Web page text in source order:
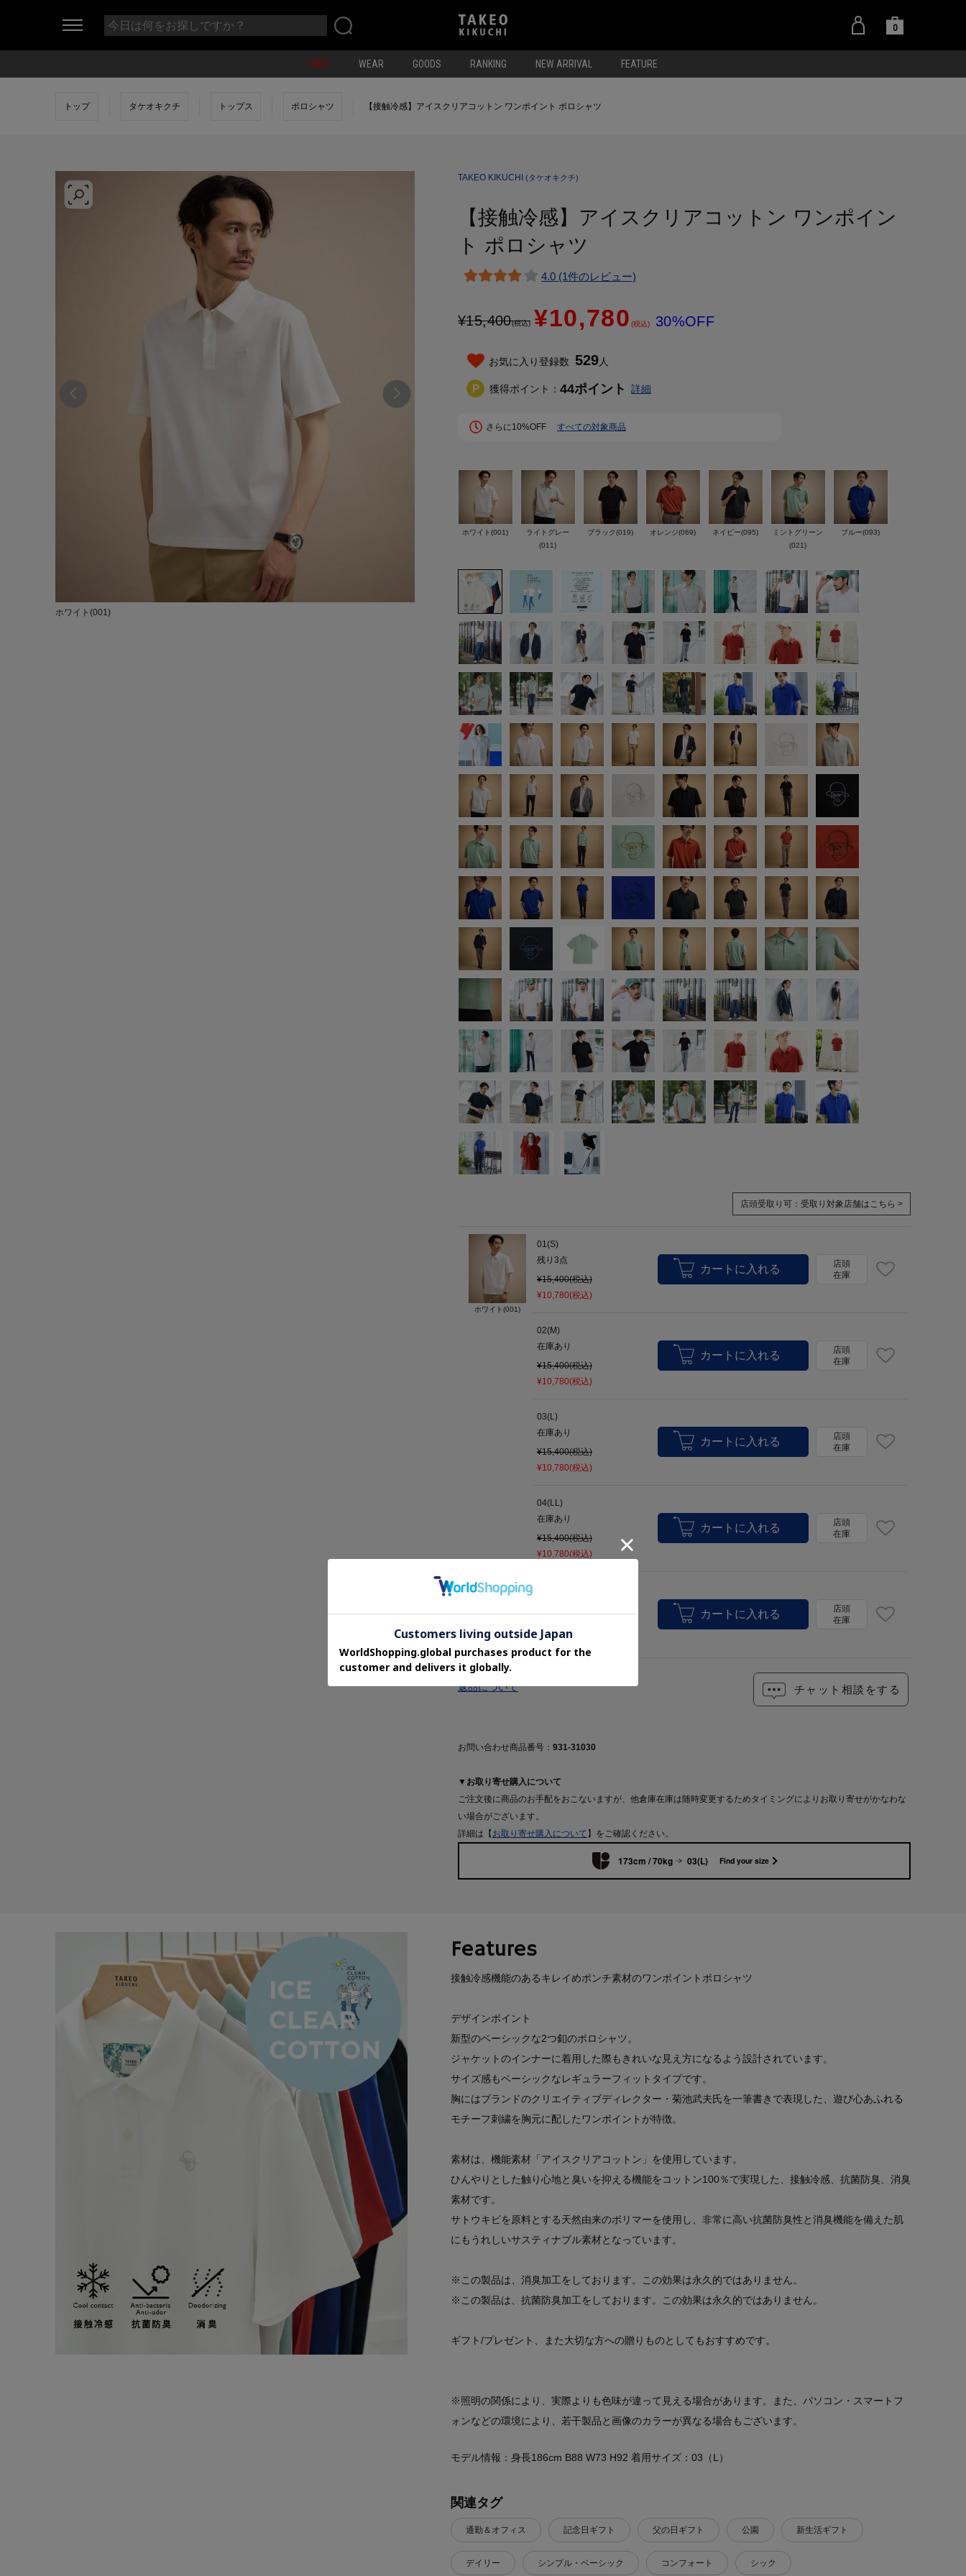
0
SALE WEAR GOODS RANKING NEW ARRIVAL FEATURE
トップ タケオキクチ トップス ポロシャツ 【接触冷感】アイスクリアコットン ワンポイント ポロシャツ
ホワイト(001)
TAKEO KIKUCHI (タケオキクチ)
【接触冷感】アイスクリアコットン ワンポイン
ト ポロシャツ
4.0 (1件のレビュー)
¥15,400(税込) ¥10,780 (税込) 30%OFF
お気に入り登録数 529人
獲得ポイント： 44ポイント 詳細
さらに10%OFF すべての対象商品
ホワイト(001)
ライトグレー
(011)
ブラック(019) オレンジ(069) ネイビー(095)
ミントグリーン
(021)
ブルー(093)
店頭受取り可： 受取り対象店舗はこちら >
ホワイト(001)
01(S)
残り 3点
¥15,400(税込)
¥10,780(税込)
店頭
在庫
02(M)
在庫あり
¥15,400(税込)
¥10,780(税込)
店頭
在庫
03(L)
在庫あり
¥15,400(税込)
¥10,780(税込)
店頭
在庫
04(LL)
在庫あり
¥15,400(税込)
¥10,780(税込)
店頭
在庫
¥10,780(税込)
店頭
在庫
チャット相談をする
返品について
お問い合わせ商品番号： 931-31030
▼お取り寄せ購入について
ご注文後に商品のお手配をおこないますが、他倉庫在庫は随時変更するためタイミングによりお取り寄せがかなわな
い場合がございます。
詳細は【 お取り寄せ購入について 】をご確認ください。
173cm / 70kg 03(L) Find your size
Features
接触冷感機能のあるキレイめポンチ素材のワンポイントポロシャツ
デザインポイント
新型のベーシックな2つ釦のポロシャツ。
ジャケットのインナーに着用した際もきれいな見え方になるよう設計されています。
サイズ感もベーシックなレギュラーフィットタイプです。
胸にはブランドのクリエイティブディレクター・菊池武夫氏を一筆書きで表現した、遊び心あふれる
モチーフ刺繍を胸元に配したワンポイントが特徴。
素材は、機能素材「アイスクリアコットン」を使用しています。
ひんやりとした触り心地と臭いを抑える機能をコットン100％で実現した、接触冷感、抗菌防臭、消臭
素材です。
サトウキビを原料とする天然由来のポリマーを使用し、非常に高い抗菌防臭性と消臭機能を備えた肌
にもうれしいサスティナブル素材となっています。
※この製品は、消臭加工をしております。この効果は永久的ではありません。
※この製品は、抗菌防臭加工をしております。この効果は永久的ではありません。
ギフト/プレゼント、また大切な方への贈りものとしてもおすすめです。
※照明の関係により、実際よりも色味が違って見える場合があります。また、パソコン・スマートフ
ォンなどの環境により、若干製品と画像のカラーが異なる場合もございます。
モデル情報：身長186cm B88 W73 H92 着用サイズ：03（L）
関連タグ
通勤＆オフィス 記念日ギフト 父の日ギフト 公園 新生活ギフト
デイリー シンプル・ベーシック コンフォート シック